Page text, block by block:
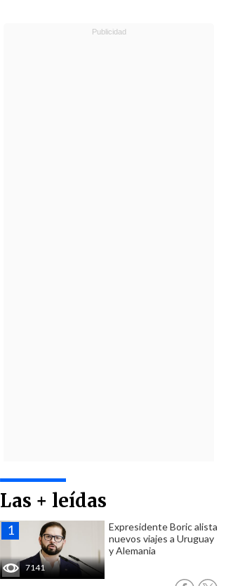
Las + leídas
7141
Expresidente Boric alista
nuevos viajes a Uruguay
y Alemania